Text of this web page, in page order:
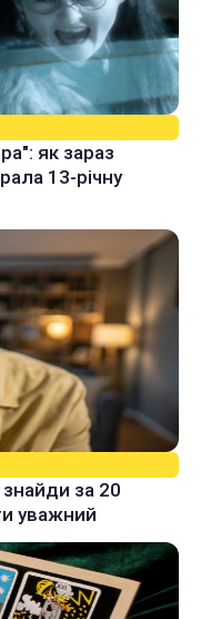
як зараз
13-річну
за 20
уважний